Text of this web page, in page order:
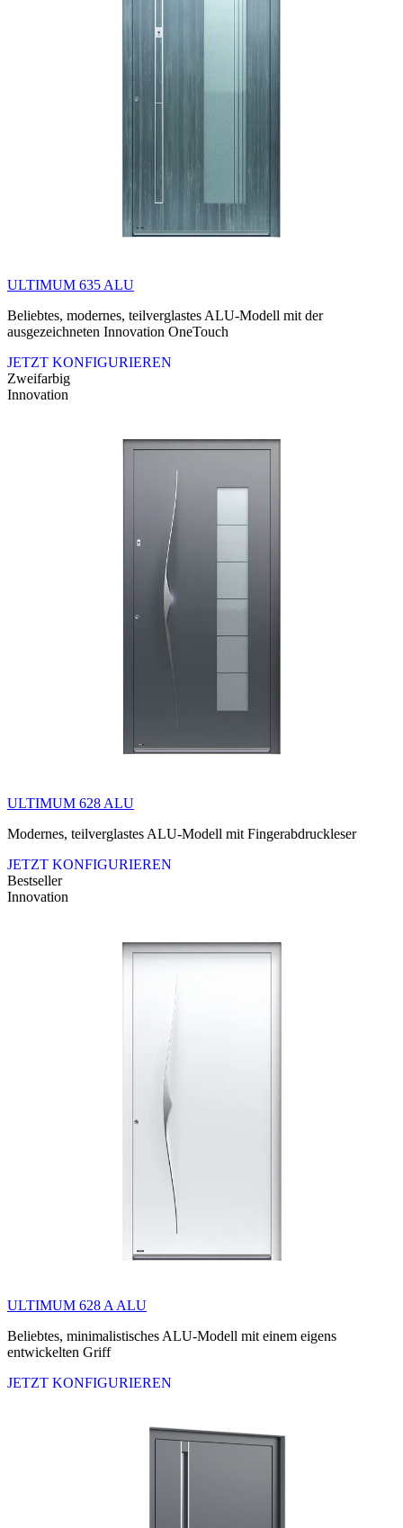
ULTIMUM 635 ALU
Beliebtes, modernes, teilverglastes ALU-Modell mit der
ausgezeichneten Innovation OneTouch
JETZT KONFIGURIEREN
Zweifarbig
Innovation
ULTIMUM 628 ALU
Modernes, teilverglastes ALU-Modell mit Fingerabdruckleser
JETZT KONFIGURIEREN
Bestseller
Innovation
ULTIMUM 628 A ALU
Beliebtes, minimalistisches ALU-Modell mit einem eigens
entwickelten Griff
JETZT KONFIGURIEREN